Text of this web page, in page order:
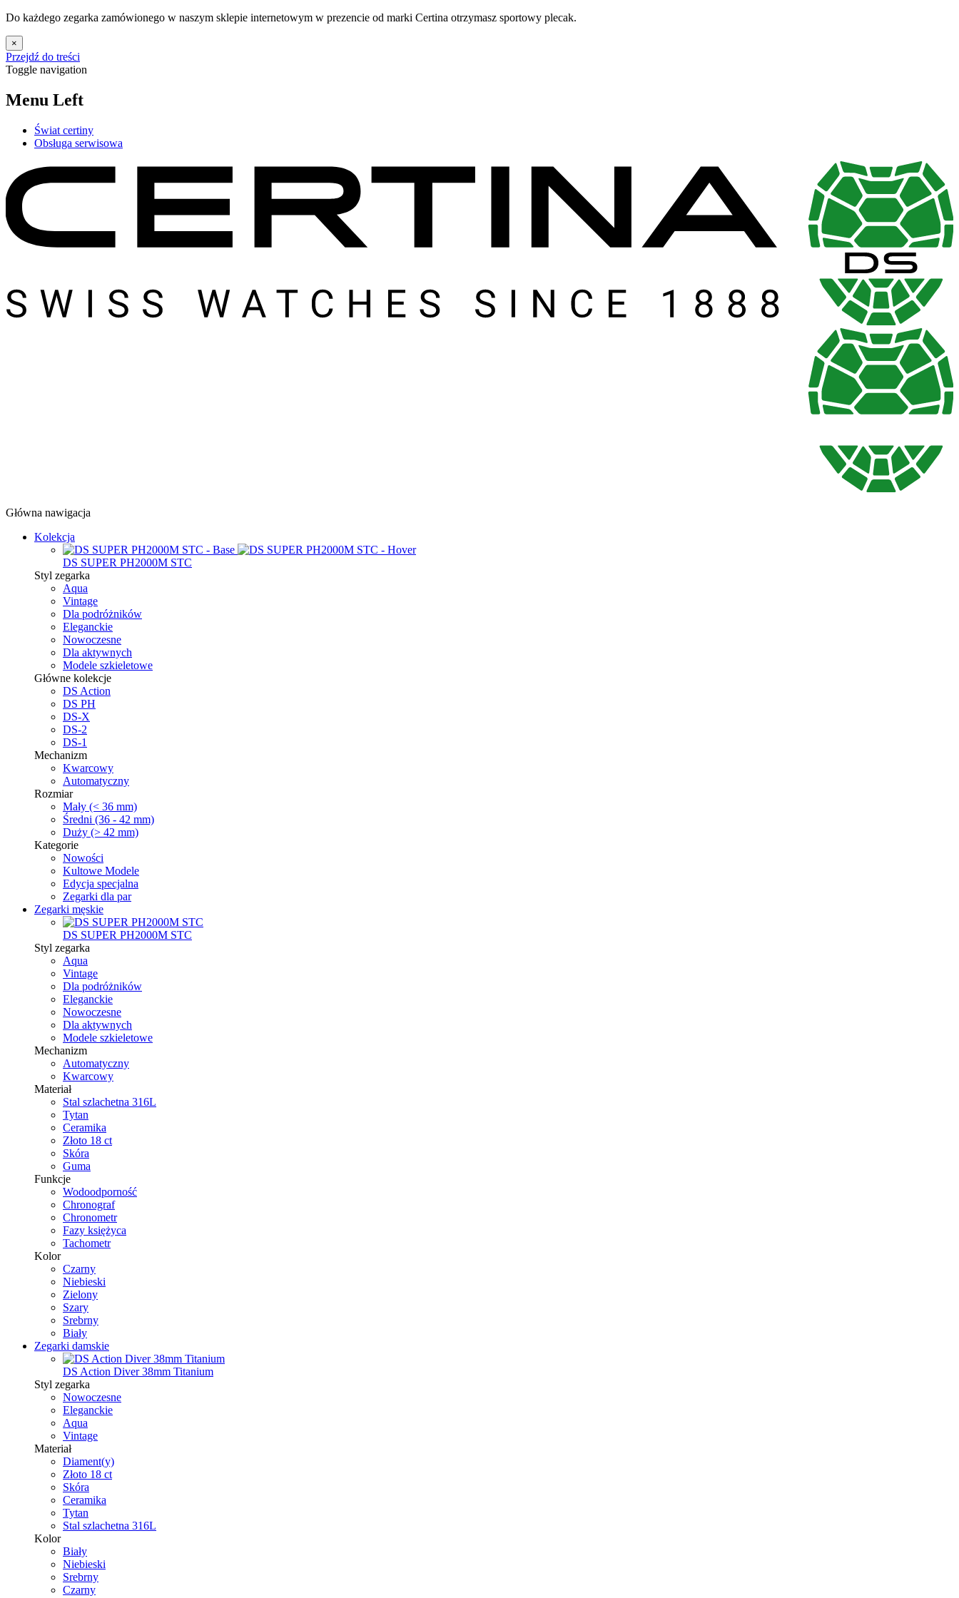
Do każdego zegarka zamówionego w naszym sklepie internetowym w prezencie od marki Certina otrzymasz sportowy plecak.
×
Przejdź do treści
Toggle navigation
Menu Left
Świat certiny
Obsługa serwisowa
Główna nawigacja
Kolekcja
DS SUPER PH2000M STC
Styl zegarka
Aqua
Vintage
Dla podróżników
Eleganckie
Nowoczesne
Dla aktywnych
Modele szkieletowe
Główne kolekcje
DS Action
DS PH
DS-X
DS-2
DS-1
Mechanizm
Kwarcowy
Automatyczny
Rozmiar
Mały (< 36 mm)
Średni (36 - 42 mm)
Duży (> 42 mm)
Kategorie
Nowości
Kultowe Modele
Edycja specjalna
Zegarki dla par
Zegarki męskie
DS SUPER PH2000M STC
Styl zegarka
Aqua
Vintage
Dla podróżników
Eleganckie
Nowoczesne
Dla aktywnych
Modele szkieletowe
Mechanizm
Automatyczny
Kwarcowy
Materiał
Stal szlachetna 316L
Tytan
Ceramika
Złoto 18 ct
Skóra
Guma
Funkcje
Wodoodporność
Chronograf
Chronometr
Fazy księżyca
Tachometr
Kolor
Czarny
Niebieski
Zielony
Szary
Srebrny
Biały
Zegarki damskie
DS Action Diver 38mm Titanium
Styl zegarka
Nowoczesne
Eleganckie
Aqua
Vintage
Materiał
Diament(y)
Złoto 18 ct
Skóra
Ceramika
Tytan
Stal szlachetna 316L
Kolor
Biały
Niebieski
Srebrny
Czarny